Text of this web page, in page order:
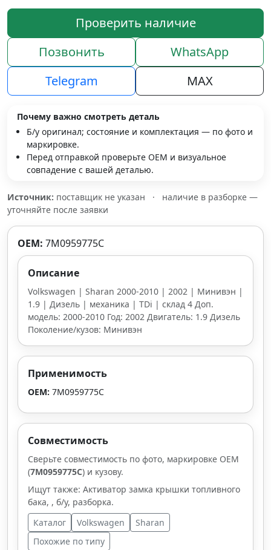
Проверить наличие
Позвонить
WhatsApp
Telegram
MAX
Почему важно смотреть деталь
Б/у оригинал; состояние и комплектация — по фото и
маркировке.
Перед отправкой проверьте OEM и визуальное
совпадение с вашей деталью.
Источник: поставщик не указан ·
наличие в разборке —
уточняйте после заявки
OEM: 7M0959775C
Описание
Volkswagen | Sharan 2000-2010 | 2002 | Минивэн |
1.9 | Дизель | механика | TDi | склад 4 Доп.
модель: 2000-2010 Год: 2002 Двигатель: 1.9 Дизель
Поколение/кузов: Минивэн
Применимость
OEM: 7M0959775C
Совместимость
Сверьте совместимость по фото, маркировке OEM
(7M0959775C) и кузову.
Ищут также: Активатор замка крышки топливного
бака, , б/у, разборка.
Каталог
Volkswagen
Sharan
Похожие по типу